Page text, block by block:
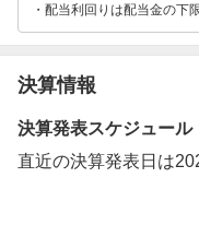
配当利回りは配当金の下
決算情報
決算発表スケジュール
直近の決算発表日は